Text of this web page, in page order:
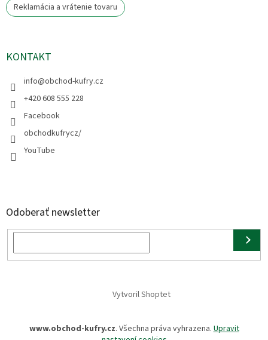
Reklamácia a vrátenie tovaru
KONTAKT
info@obchod-kufry.cz
+420 608 555 228
Facebook
obchodkufrycz/
YouTube
Odoberať newsletter
Vytvoril Shoptet
www.obchod-kufry.cz. Všechna práva vyhrazena. Upravit